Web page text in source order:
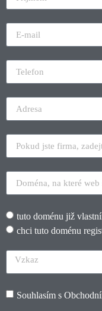
tuto doménu již
chci tuto doménu
Souhlasím s